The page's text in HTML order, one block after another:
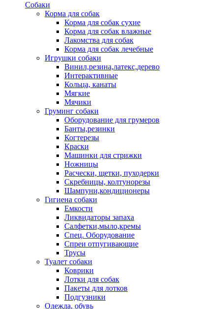
Собаки
Корма для собак
Корма для собак сухие
Корма для собак влажные
Лакомства для собак
Корма для собак лечебные
Игрушки собаки
Винил,резина,латекс,дерево
Интерактивные
Кольца, канаты
Мягкие
Мячики
Груминг собаки
Оборудование для грумеров
Банты,резинки
Когтерезы
Краски
Машинки для стрижки
Ножницы
Расчески, щетки, пуходерки
Скребницы, колтунорезы
Шампуни,кондиционеры
Гигиена собаки
Емкости
Ликвидаторы запаха
Салфетки,мыло,кремы
Спец. Оборудование
Спреи отпугивающие
Трусы
Туалет собаки
Коврики
Лотки для собак
Пакеты для лотков
Подгузники
Одежда, обувь